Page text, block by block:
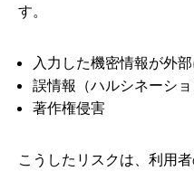
す。
入力した機密情報が外
誤情報（ハルシネーシ
著作権侵害
こうしたリスクは、利用